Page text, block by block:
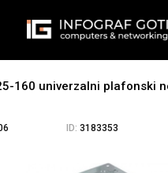
160 univerzalni plafonski
ID: 3183353